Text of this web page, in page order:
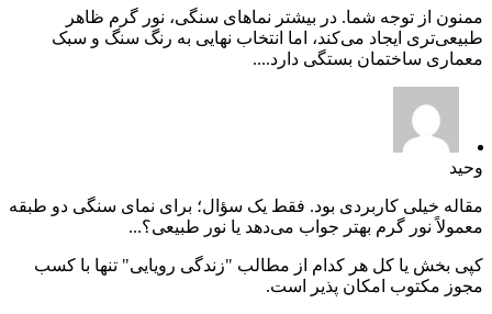
ممنون از توجه شما. در بیشتر نماهای سنگی، نور گرم ظاهر
طبیعی‌تری ایجاد می‌کند، اما انتخاب نهایی به رنگ سنگ و سبک
معماری ساختمان بستگی دارد....
وحید
مقاله خیلی کاربردی بود. فقط یک سؤال؛ برای نمای سنگی دو طبقه
معمولاً نور گرم بهتر جواب می‌دهد یا نور طبیعی؟...
کپی بخش یا کل هر کدام از مطالب "زندگی رویایی" تنها با کسب
مجوز مکتوب امکان پذیر است.